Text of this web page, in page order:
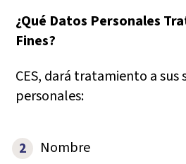
¿Qué Datos Personales
Fines?
CES, dará tratamiento a sus
personales:
Nombre